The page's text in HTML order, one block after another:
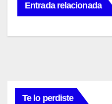
Entrada relacionada
Te lo perdiste